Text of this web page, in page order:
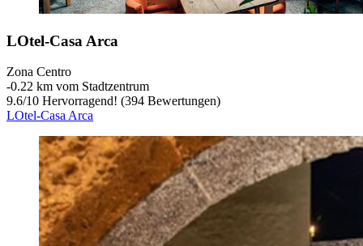
LOtel-Casa Arca
Zona Centro
‐0.22 km vom Stadtzentrum
9.6/10 Hervorragend! (394 Bewertungen)
LOtel-Casa Arca